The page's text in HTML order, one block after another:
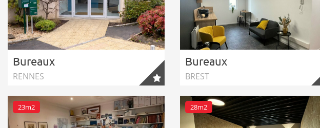
Bureaux
RENNES
Bureaux
BREST
23m2 28m2